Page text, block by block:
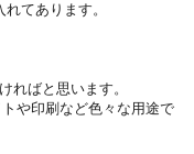
てあります。
ればと思います。
や印刷など色々な用途で